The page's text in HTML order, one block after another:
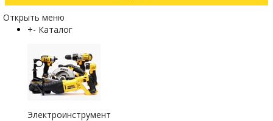
Открыть меню
+- Каталог
Электроинструмент